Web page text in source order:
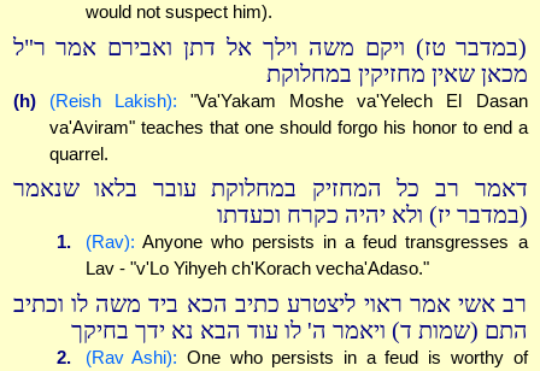
would not suspect him).
(במדבר טז) ויקם משה וילך אל דתן ואבירם אמר ר"ל
מכאן שאין מחזיקין במחלוקת
(h) (Reish Lakish): "Va'Yakam Moshe va'Yelech El Dasan
va'Aviram" teaches that one should forgo his honor to end a
quarrel.
דאמר רב כל המחזיק במחלוקת עובר בלאו שנאמר
(במדבר יז) ולא יהיה כקרח וכעדתו
1. (Rav): Anyone who persists in a feud transgresses a
Lav - "v'Lo Yihyeh ch'Korach vecha'Adaso."
רב אשי אמר ראוי ליצטרע כתיב הכא ביד משה לו וכתיב
התם (שמות ד) ויאמר ה' לו עוד הבא נא ידך בחיקך
2. (Rav Ashi): One who persists in a feud is worthy of